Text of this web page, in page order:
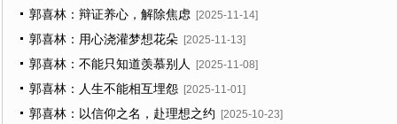
郭喜林：辩证养心，解除焦虑 [2025-11-14]
郭喜林：用心浇灌梦想花朵 [2025-11-13]
郭喜林：不能只知道羡慕别人 [2025-11-08]
郭喜林：人生不能相互埋怨 [2025-11-01]
郭喜林：以信仰之名，赴理想之约 [2025-10-23]